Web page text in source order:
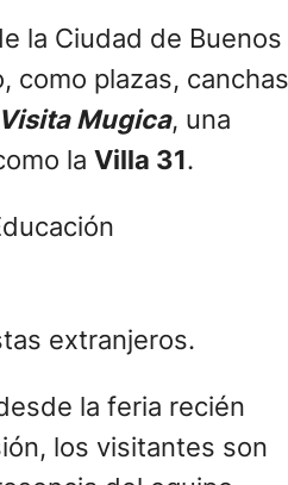
extranjeros.
los visitantes son
del equipo
Giancola